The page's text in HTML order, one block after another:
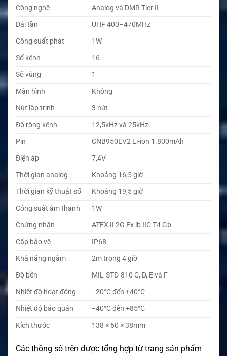
Công nghệ
Analog và DMR Tier II
Dải tần
UHF 400–470MHz
Công suất phát
1W
Số kênh
16
Số vùng
1
Màn hình
Không
Nút lập trình
3 nút
Độ rộng kênh
12,5kHz và 25kHz
Pin
CNB950EV2 Li-ion 1.800mAh
Điện áp
7,4V
Thời gian analog
Khoảng 16,5 giờ
Thời gian kỹ thuật số
Khoảng 19,5 giờ
Công suất âm thanh
1W
Chứng nhận
ATEX II 2G Ex ib IIC T4 Gb
Cấp bảo vệ
IP68
Khả năng ngâm
2m trong 4 giờ
Độ bền
MIL-STD-810 C, D, E và F
Nhiệt độ hoạt động
−20°C đến +40°C
Nhiệt độ bảo quản
−40°C đến +85°C
Kích thước
138 × 60 × 38mm
Các thông số trên được tổng hợp từ trang sản phẩm